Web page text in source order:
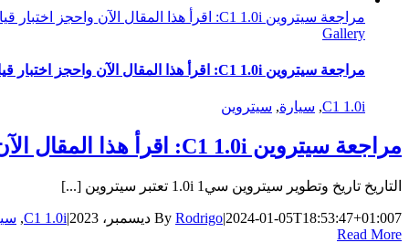
مراجعة سيتروين C1 1.0i: اقرأ هذا المقال الآن واحجز اختبار قيادتك!
Gallery
مراجعة سيتروين C1 1.0i: اقرأ هذا المقال الآن واحجز اختبار قيادتك!
C1 1.0i
, سيارة, سيتروين
مراجعة سيتروين C1 1.0i: اقرأ هذا المقال الآن واحجز اختبار قيادتك!
التاريخ تاريخ وتطوير سيتروين سي1 1.0i تعتبر سيتروين [...]
By Rodrigo|2024-01-05T18:53:47+01:007 ديسمبر، 2023 |
C1 1.0i
,
Read More